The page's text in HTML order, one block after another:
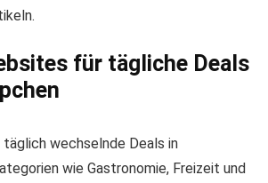
für tägliche Deals
wechselnde Deals in
wie Gastronomie, Freizeit und